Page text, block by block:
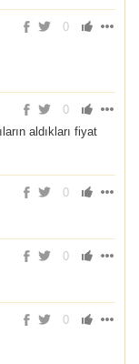
0
0
aldıkları fiyat
0
0
0